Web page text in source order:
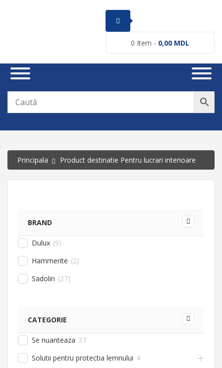
0 Item - 0,00 MDL
Principala Product destinatie Pentru lucrari interioare
BRAND
Dulux (9)
Hammerite (2)
Sadolin (27)
CATEGORIE
Se nuanteaza 37
Solutii pentru protectia lemnului 4